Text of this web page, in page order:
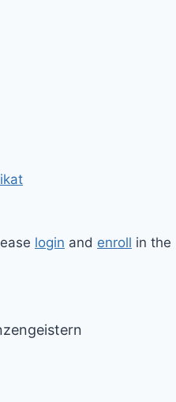
login and enroll in the